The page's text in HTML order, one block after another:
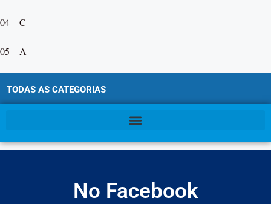
04 – C
05 – A
TODAS AS CATEGORIAS
No Facebook